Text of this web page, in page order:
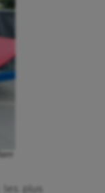
/ Marche
les plus